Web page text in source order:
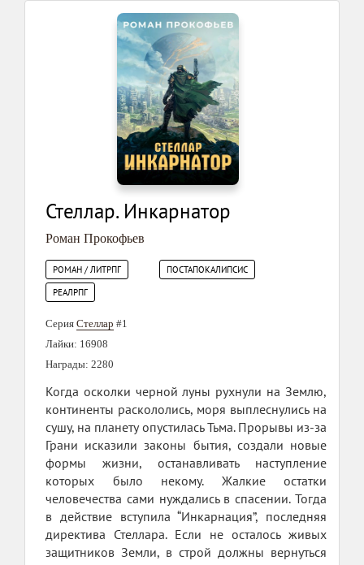
Стеллар. Инкарнатор
Роман Прокофьев
РОМАН / ЛИТРПГ
ПОСТАПОКАЛИПСИС
РЕАЛРПГ
Серия Стеллар #1
Лайки: 16908
Награды: 2280
Когда осколки черной луны рухнули на Землю,
континенты раскололись, моря выплеснулись на
сушу, на планету опустилась Тьма. Прорывы из-за
Грани исказили законы бытия, создали новые
формы жизни, останавливать наступление
которых было некому. Жалкие остатки
человечества сами нуждались в спасении. Тогда
в действие вступила “Инкарнация”, последняя
директива Стеллара. Если не осталось живых
защитников Земли, в строй должны вернуться